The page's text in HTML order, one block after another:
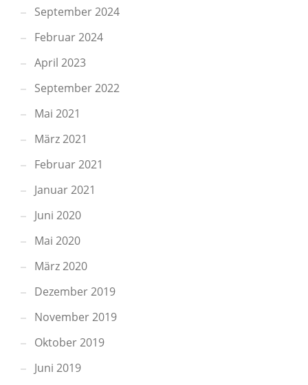
September 2024
Februar 2024
April 2023
September 2022
Mai 2021
März 2021
Februar 2021
Januar 2021
Juni 2020
Mai 2020
März 2020
Dezember 2019
November 2019
Oktober 2019
Juni 2019